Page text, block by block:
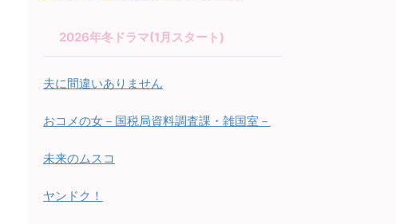
2026年冬ドラマ(1月スタート)
夫に間違いありません
おコメの女－国税局資料調査課・雑国室－
未来のムスコ
ヤンドク！